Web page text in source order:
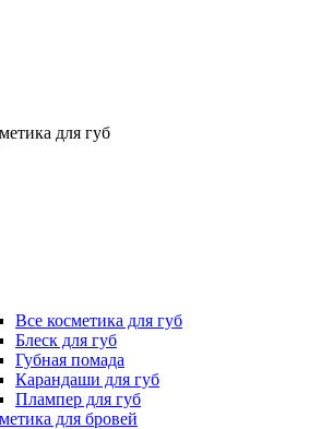
для губ
Все косметика для губ
Блеск для губ
Губная помада
Карандаши для губ
Плампер для губ
для бровей